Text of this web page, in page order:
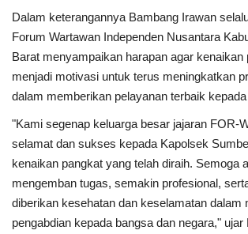
Nasional
Otomotif
Umum
Gallery
Daerah
Dalam keterangannya Bambang Irawan
Forum Wartawan Independen Nusantara
Barat menyampaikan harapan agar kenaikan
menjadi motivasi untuk terus meningkatkan
dalam memberikan pelayanan terbaik
"Kami segenap keluarga besar jajaran FOR-
selamat dan sukses kepada Kapolsek
kenaikan pangkat yang telah diraih. Semoga
mengemban tugas, semakin profesional,
diberikan kesehatan dan keselamatan dalam
pengabdian kepada bangsa dan negara," ujar